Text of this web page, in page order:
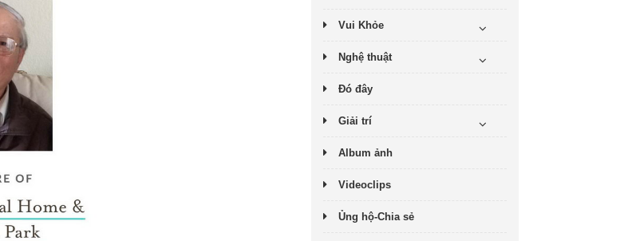
Vui Khỏe
Nghệ thuật
Đó đây
Giải trí
Album ảnh
Videoclips
Ủng hộ-Chia sẻ